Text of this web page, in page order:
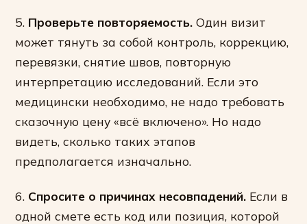
5. Проверьте повторяемость. Один визит
может тянуть за собой контроль, коррекцию,
перевязки, снятие швов, повторную
интерпретацию исследований. Если это
медицински необходимо, не надо требовать
сказочную цену «всё включено». Но надо
видеть, сколько таких этапов
предполагается изначально.
6. Спросите о причинах несовпадений. Если в
одной смете есть код или позиция, которой